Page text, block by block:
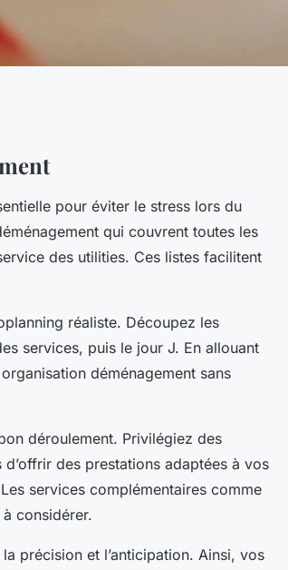
pour éviter le stress lors du
qui couvrent toutes les
des utilities. Ces listes facilitent
réaliste. Découpez les
services, puis le jour J. En allouant
déménagement sans
déroulement. Privilégiez des
des prestations adaptées à vos
services complémentaires comme
considérer.
précision et l’anticipation. Ainsi, vos